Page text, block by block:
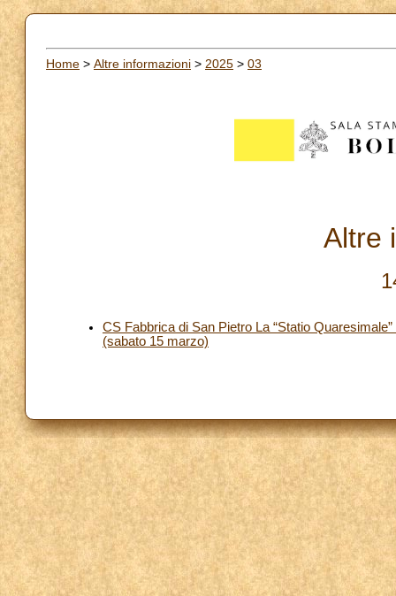
Home > Altre informazioni > 2025 > 03
Altre
CS Fabbrica di San Pietro La “Statio
(sabato 15 marzo)